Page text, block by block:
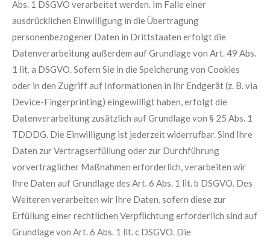
Abs. 1 DSGVO verarbeitet werden. Im Falle einer
ausdrücklichen Einwilligung in die Übertragung
personenbezogener Daten in Drittstaaten erfolgt die
Datenverarbeitung außerdem auf Grundlage von Art. 49 Abs.
1 lit. a DSGVO. Sofern Sie in die Speicherung von Cookies
oder in den Zugriff auf Informationen in Ihr Endgerät (z. B. via
Device-Fingerprinting) eingewilligt haben, erfolgt die
Datenverarbeitung zusätzlich auf Grundlage von § 25 Abs. 1
TDDDG. Die Einwilligung ist jederzeit widerrufbar. Sind Ihre
Daten zur Vertragserfüllung oder zur Durchführung
vorvertraglicher Maßnahmen erforderlich, verarbeiten wir
Ihre Daten auf Grundlage des Art. 6 Abs. 1 lit. b DSGVO. Des
Weiteren verarbeiten wir Ihre Daten, sofern diese zur
Erfüllung einer rechtlichen Verpflichtung erforderlich sind auf
Grundlage von Art. 6 Abs. 1 lit. c DSGVO. Die